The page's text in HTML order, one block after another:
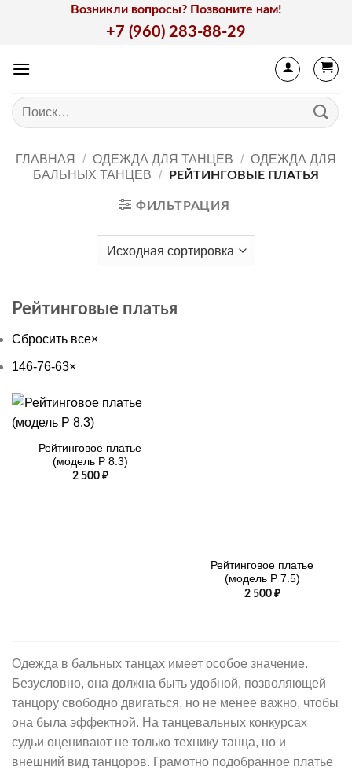
Возникли вопросы? Позвоните нам!
+7 (960) 283-88-29
Искать:
ГЛАВНАЯ / ОДЕЖДА ДЛЯ ТАНЦЕВ / ОДЕЖДА ДЛЯ
БАЛЬНЫХ ТАНЦЕВ / РЕЙТИНГОВЫЕ ПЛАТЬЯ
ФИЛЬТРАЦИЯ
Рейтинговые платья
Сбросить все×
146-76-63×
Рейтинговое платье
(модель Р 8.3)
2 500 ₽
Рейтинговое платье
(модель Р 7.5)
2 500 ₽
Одежда в бальных танцах имеет особое значение.
Безусловно, она должна быть удобной, позволяющей
танцору свободно двигаться, но не менее важно, чтобы
она была эффектной. На танцевальных конкурсах
судьи оценивают не только технику танца, но и
внешний вид танцоров. Грамотно подобранное платье